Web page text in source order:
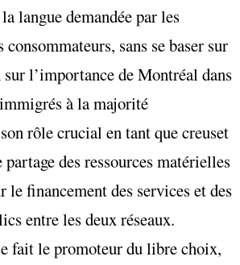
langue demandée par les
sans se baser sur
l’importance de Montréal dans
à la majorité
rôle crucial en tant que creuset
des ressources matérielles
le financement des services et des
entre les deux réseaux.
fait le promoteur du libre choix,